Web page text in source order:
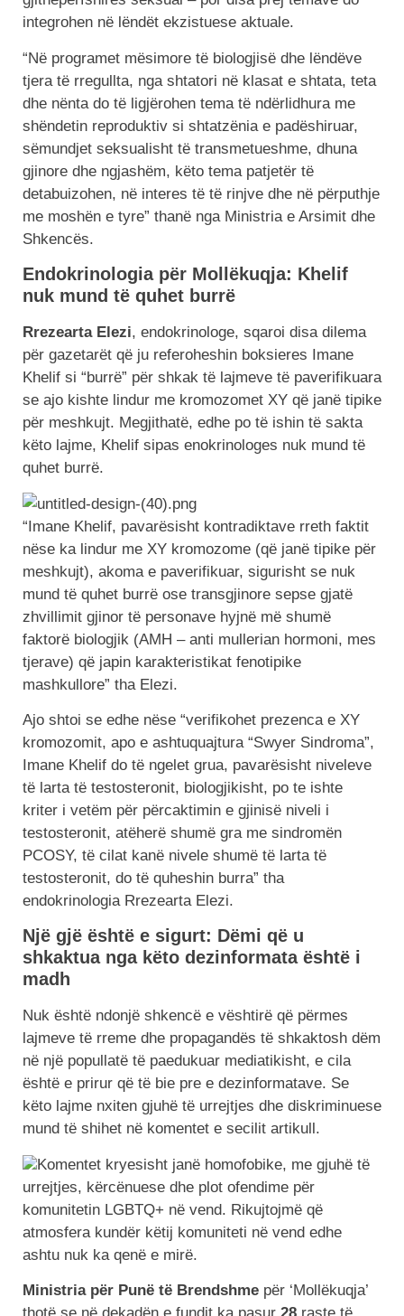
integrohen në lëndët ekzistuese aktuale.
“Në programet mësimore të biologjisë dhe lëndëve
tjera të rregullta, nga shtatori në klasat e shtata, teta
dhe nënta do të ligjërohen tema të ndërlidhura me
shëndetin reproduktiv si shtatzënia e padëshiruar,
sëmundjet seksualisht të transmetueshme, dhuna
gjinore dhe ngjashëm, këto tema patjetër të
detabuizohen, në interes të të rinjve dhe në përputhje
me moshën e tyre” thanë nga Ministria e Arsimit dhe
Shkencës.
Endokrinologia për Mollëkuqja: Khelif
nuk mund të quhet burrë
Rrezearta Elezi, endokrinologe, sqaroi disa dilema
për gazetarët që ju referoheshin boksieres Imane
Khelif si “burrë” për shkak të lajmeve të paverifikuara
se ajo kishte lindur me kromozomet XY që janë tipike
për meshkujt. Megjithatë, edhe po të ishin të sakta
këto lajme, Khelif sipas enokrinologes nuk mund të
quhet burrë.
“Imane Khelif, pavarësisht kontradiktave rreth faktit
nëse ka lindur me XY kromozome (që janë tipike për
meshkujt), akoma e paverifikuar, sigurisht se nuk
mund të quhet burrë ose transgjinore sepse gjatë
zhvillimit gjinor të personave hyjnë më shumë
faktorë biologjik (AMH – anti mullerian hormoni, mes
tjerave) që japin karakteristikat fenotipike
mashkullore” tha Elezi.
Ajo shtoi se edhe nëse “verifikohet prezenca e XY
kromozomit, apo e ashtuquajtura “Swyer Sindroma”,
Imane Khelif do të ngelet grua, pavarësisht niveleve
të larta të testosteronit, biologjikisht, po te ishte
kriter i vetëm për përcaktimin e gjinisë niveli i
testosteronit, atëherë shumë gra me sindromën
PCOSY, të cilat kanë nivele shumë të larta të
testosteronit, do të quheshin burra” tha
endokrinologia Rrezearta Elezi.
Një gjë është e sigurt: Dëmi që u
shkaktua nga këto dezinformata është i
madh
Nuk është ndonjë shkencë e vështirë që përmes
lajmeve të rreme dhe propagandës të shkaktosh dëm
në një popullatë të paedukuar mediatikisht, e cila
është e prirur që të bie pre e dezinformatave. Se
këto lajme nxiten gjuhë të urrejtjes dhe diskriminuese
mund të shihet në komentet e secilit artikull.
Komentet kryesisht janë homofobike, me gjuhë të
urrejtjes, kërcënuese dhe plot ofendime për
komunitetin LGBTQ+ në vend. Rikujtojmë që
atmosfera kundër këtij komuniteti në vend edhe
ashtu nuk ka qenë e mirë.
Ministria për Punë të Brendshme për ‘Mollëkuqja’